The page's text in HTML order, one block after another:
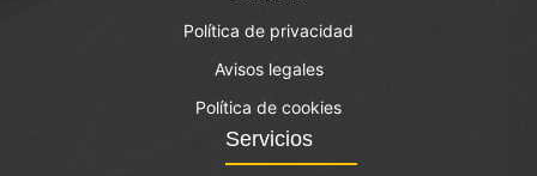
Política de privacidad
Avisos legales
Política de cookies
Servicios